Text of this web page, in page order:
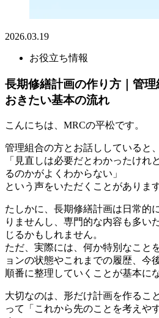
2026.03.19
お役立ち情報
長期修繕計画の作り方｜管
おきたい基本の流れ
こんにちは、MRCの平松です。
管理組合の方とお話ししていると
「見直しは必要だとわかったけれ
るのかがよくわからない」
という声をいただくことがあります
たしかに、長期修繕計画は日常的
りませんし、専門的な内容も多い
じるかもしれません。
ただ、実際には、何か特別なこと
ョンの状態やこれまでの履歴、今
順番に整理していくことが基本に
大切なのは、形だけ計画を作るこ
って「これから先のことを考えや